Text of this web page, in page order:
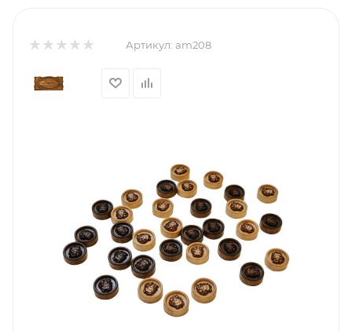
Артикул: am208